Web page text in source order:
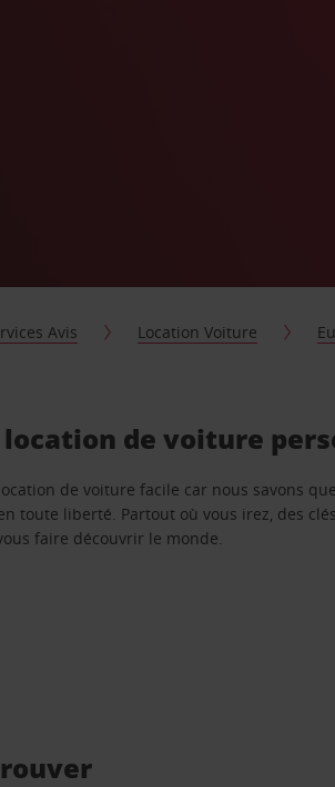
Avis Location Voiture
de voiture
de voiture facile car nous savons
toute liberté. Partout où vous irez, des
faire découvrir le monde.